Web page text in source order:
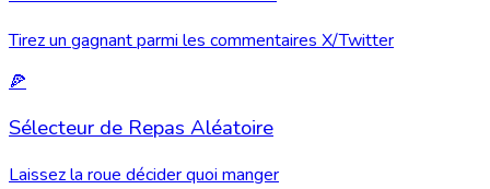
Tirez un gagnant parmi les commentaires X/Twitter
🍕
Sélecteur de Repas Aléatoire
Laissez la roue décider quoi manger